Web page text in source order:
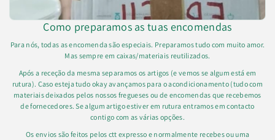
Como preparamos as tuas encomendas
Para nós, todas as encomenda são especiais. Preparamos tudo com muito amor.
Mas sempre em caixas/materiais reutilizados.
Após a receção da mesma separamos os artigos (e vemos se algum está em
rutura). Caso esteja tudo okay avançamos para o acondicionamento (tudo com
materiais deixados pelos nossos fregueses ou de encomendas que recebemos
de fornecedores. Se algum artigo estiver em rutura entramos em contacto
contigo com as várias opções.
Os envios são feitos pelos ctt expresso e normalmente recebes ou uma